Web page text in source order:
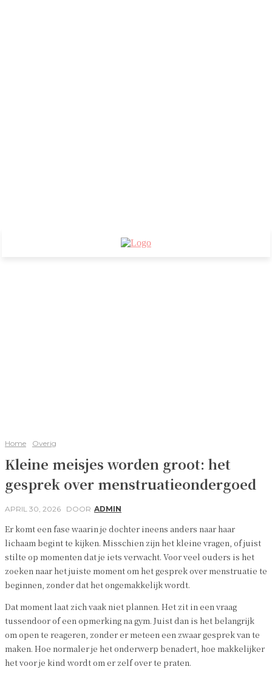
Home Overig
Kleine meisjes worden groot: het
gesprek over menstruatieondergoed
APRIL 30, 2026 DOOR ADMIN
Er komt een fase waarin je dochter ineens anders naar haar
lichaam begint te kijken. Misschien zijn het kleine vragen, of juist
stilte op momenten dat je iets verwacht. Voor veel ouders is het
zoeken naar het juiste moment om het gesprek over menstruatie te
beginnen, zonder dat het ongemakkelijk wordt.
Dat moment laat zich vaak niet plannen. Het zit in een vraag
tussendoor of een opmerking na gym. Juist dan is het belangrijk
om open te reageren, zonder er meteen een zwaar gesprek van te
maken. Hoe normaler je het onderwerp benadert, hoe makkelijker
het voor je kind wordt om er zelf over te praten.